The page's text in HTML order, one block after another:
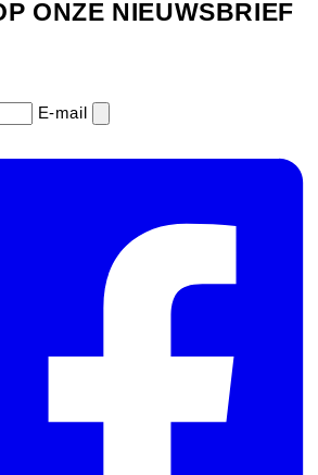
ONZE NIEUWSBRIEF
E‑mail